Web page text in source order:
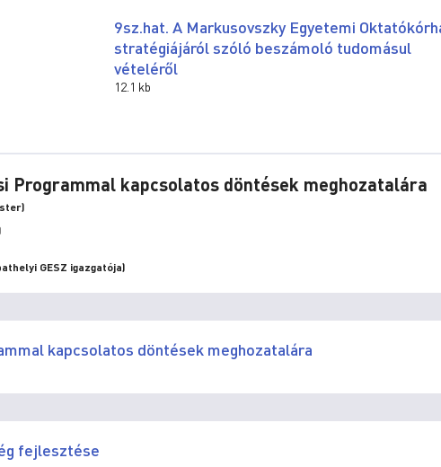
9sz.hat. A Markusovszky Egyetemi
stratégiájáról szóló beszámoló tudomásul
vételéről
12.1 kb
Programmal kapcsolatos döntések meghozatalára
GESZ igazgatója)
kapcsolatos döntések meghozatalára
fejlesztése